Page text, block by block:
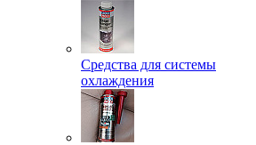
Средства для системы
охлаждения